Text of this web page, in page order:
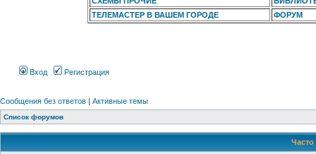
ТЕЛЕМАСТЕР В ВАШЕМ ГОРОДЕ
ФОРУМ
Вход Регистрация
Сообщения без ответов | Активные темы
Список форумов